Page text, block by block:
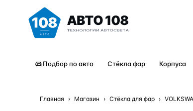
Подбор по авто Стёкла фар Корпуса
Главная › Магазин › Стёкла для фар ›